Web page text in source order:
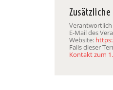
Verantwortlich
E-Mail des
Website:
Falls dieser
Kontakt zum